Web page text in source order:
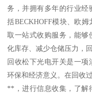
务，并拥有多年的行业经
括BECKHOFF模块、欧
取一站式收购服务，能够
化库存、减少仓储压力，回
回收松下光电开关是一
环保和经济意义。在回收
**，进行信息收集，了解